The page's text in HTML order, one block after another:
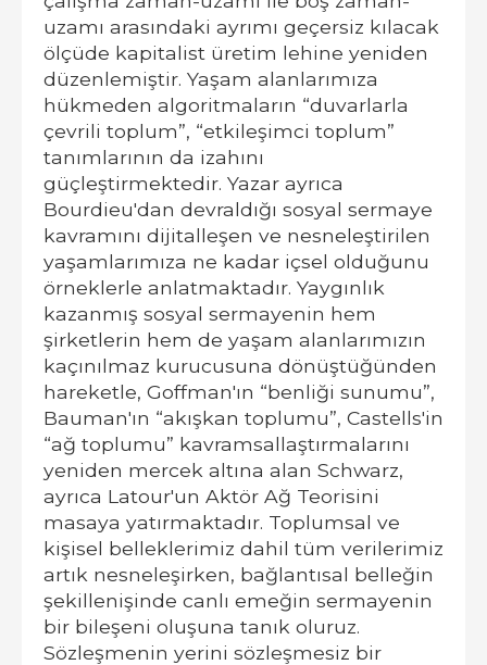
uzamı arasındaki ayrımı geçersiz kılacak
ölçüde kapitalist üretim lehine yeniden
düzenlemiştir. Yaşam alanlarımıza
hükmeden algoritmaların “duvarlarla
çevrili toplum”, “etkileşimci toplum”
tanımlarının da izahını
güçleştirmektedir. Yazar ayrıca
Bourdieu'dan devraldığı sosyal sermaye
kavramını dijitalleşen ve nesneleştirilen
yaşamlarımıza ne kadar içsel olduğunu
örneklerle anlatmaktadır. Yaygınlık
kazanmış sosyal sermayenin hem
şirketlerin hem de yaşam alanlarımızın
kaçınılmaz kurucusuna dönüştüğünden
hareketle, Goffman'ın “benliği sunumu”,
Bauman'ın “akışkan toplumu”, Castells'in
“ağ toplumu” kavramsallaştırmalarını
yeniden mercek altına alan Schwarz,
ayrıca Latour'un Aktör Ağ Teorisini
masaya yatırmaktadır. Toplumsal ve
kişisel belleklerimiz dahil tüm verilerimiz
artık nesneleşirken, bağlantısal belleğin
şekillenişinde canlı emeğin sermayenin
bir bileşeni oluşuna tanık oluruz.
Sözleşmenin yerini sözleşmesiz bir